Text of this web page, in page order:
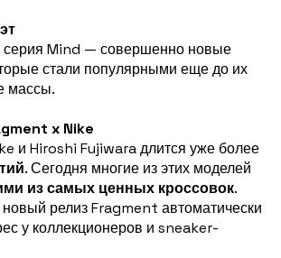
серия Mind — совершенно новые
стали популярными еще до их
массы.
x Nike
и Hiroshi Fujiwara длится уже более
. Сегодня многие из этих моделей
из самых ценных кроссовок.
релиз Fragment автоматически
у коллекционеров и sneaker-